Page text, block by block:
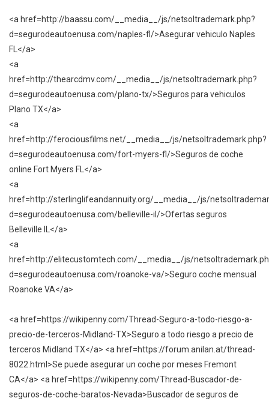
<a href=http://baassu.com/__media__/js/netsoltrademark.php?
d=segurodeautoenusa.com/naples-fl/>Asegurar vehiculo Naples
FL</a>
<a
href=http://thearcdmv.com/__media__/js/netsoltrademark.php?
d=segurodeautoenusa.com/plano-tx/>Seguros para vehiculos
Plano TX</a>
<a
href=http://ferociousfilms.net/__media__/js/netsoltrademark.php?
d=segurodeautoenusa.com/fort-myers-fl/>Seguros de coche
online Fort Myers FL</a>
<a
href=http://sterlinglifeandannuity.org/__media__/js/
d=segurodeautoenusa.com/belleville-il/>Ofertas seguros
Belleville IL</a>
<a
href=http://elitecustomtech.com/__media__/js/
d=segurodeautoenusa.com/roanoke-va/>Seguro coche mensual
Roanoke VA</a>
<a href=https://wikipenny.com/Thread-Seguro-a-todo-riesgo-a-
precio-de-terceros-Midland-TX>Seguro a todo riesgo a precio de
terceros Midland TX</a> <a href=https://forum.anilan.at/thread-
8022.html>Se puede asegurar un coche por meses Fremont
CA</a> <a href=https://wikipenny.com/Thread-Buscador-de-
seguros-de-coche-baratos-Nevada>Buscador de seguros de